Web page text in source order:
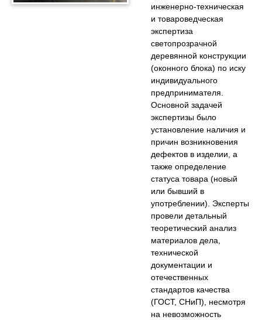
инженерно-техническая
и товароведческая
экспертиза
светопрозрачной
деревянной конструкции
(оконного блока) по иску
индивидуального
предпринимателя.
Основной задачей
экспертизы было
установление наличия и
причин возникновения
дефектов в изделии, а
также определение
статуса товара (новый
или бывший в
употреблении). Эксперты
провели детальный
теоретический анализ
материалов дела,
технической
документации и
отечественных
стандартов качества
(ГОСТ, СНиП), несмотря
на невозможность